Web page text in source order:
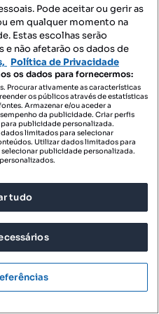
em
Pode aceitar ou gerir as
em qualquer momento na
Estas escolhas serão
e não afetarão os dados de
Política de Privacidade
os dados para fornecermos:
Procurar ativamente as características
os públicos através de estatísticas
Armazenar e/ou aceder a
da publicidade. Criar perfis
publicidade personalizada.
limitados para selecionar
Utilizar dados limitados para
publicidade personalizada.
tudo